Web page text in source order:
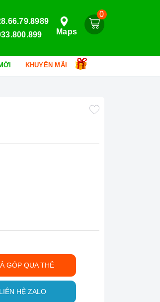
0
Maps
KHUYẾN MÃI
GÓP QUA THẺ
LIÊN HỆ ZALO